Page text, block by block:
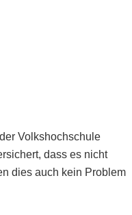
Volkshochschule
dass es nicht
dies auch kein Problem